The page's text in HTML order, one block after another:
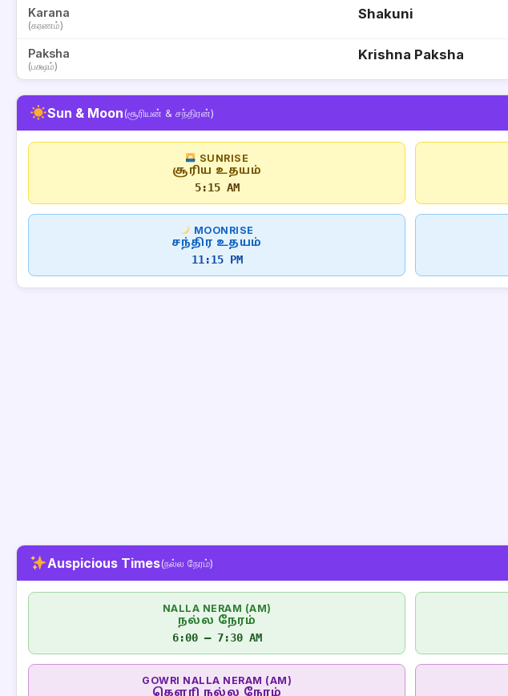
Karana
(கரணம்)
Shakuni
Paksha
(பக்ஷம்)
Krishna Paksha
Sun & Moon(சூரியன் & சந்திரன்)
SUNRISE
சூரிய உதயம்
5:15 AM
MOONRISE
சந்திர உதயம்
11:15 PM
Auspicious Times(நல்ல நேரம்)
NALLA NERAM (AM)
நல்ல நேரம்
6:00 – 7:30 AM
GOWRI NALLA NERAM (AM)
கௌரி நல்ல நேரம்